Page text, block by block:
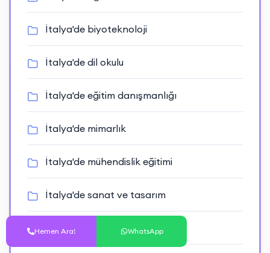
İtalya'de biyoteknoloji
İtalya'de dil okulu
İtalya'de eğitim danışmanlığı
İtalya'de mimarlık
İtalya'de mühendislik eğitimi
İtalya'de sanat ve tasarım
İtalya'de tıp eğitimi
Hemen Ara! WhatsApp